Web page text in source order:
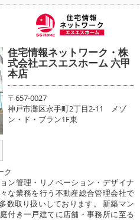
住宅情報ネットワーク・株
式会社エスエスホーム 六甲
本店
〒657-0027
神戸市灘区永手町2丁目2-11 メゾ
ン・ド・ブラン1F東
ク
ン管理・リノベーション・デザイナ
な業務を行う不動産総合管理会社で
数取り扱いしております。 新築マン
付き一戸建てに店舗・事務所に至る